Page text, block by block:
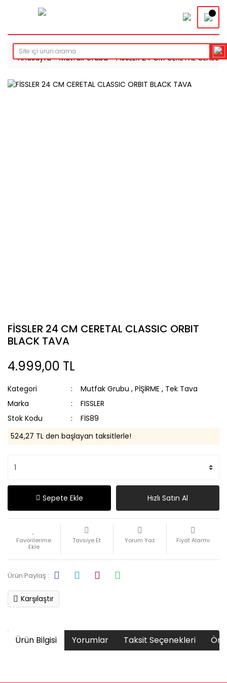
Anasayfa Mutfak Grubu FİSSLER 24 CM CERETAL
FİSSLER 24 CM CERETAL CLASSIC ORBIT
BLACK TAVA
4.999,00 TL
Kategori Mutfak Grubu ,PİŞİRME , Tek Tava
Marka
FISSLER
Stok Kodu
FİS89
524,27 TL den başlayan taksitlerle!
Sepete Ekle Hızlı Satın Al
Tavsiye Et Yorum Yaz Fiyat Alarmı
Ürün Paylaş :
Karşılaştır
Ürün Bilgisi Yorumlar Taksit Seçenekleri